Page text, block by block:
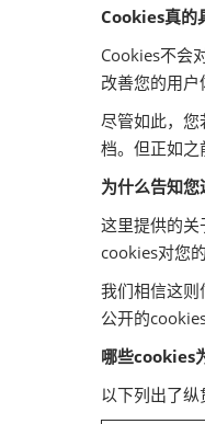
Cookies真的
Cookies不会
改善您的用
尽管如此，
档。但正如之
为什么告知您
这里提供的关
cookies对您
我们相信这
公开的cookies
哪些cookies
以下列出了纵